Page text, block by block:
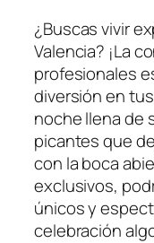
¿Buscas vivir
Valencia? ¡La
profesionales
diversión en
noche llena de
picantes que
con la boca
exclusivos,
únicos y
celebración